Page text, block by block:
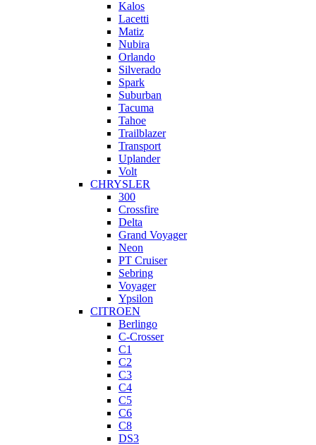
Kalos
Lacetti
Matiz
Nubira
Orlando
Silverado
Spark
Suburban
Tacuma
Tahoe
Trailblazer
Transport
Uplander
Volt
CHRYSLER
300
Crossfire
Delta
Grand Voyager
Neon
PT Cruiser
Sebring
Voyager
Ypsilon
CITROEN
Berlingo
C-Crosser
C1
C2
C3
C4
C5
C6
C8
DS3